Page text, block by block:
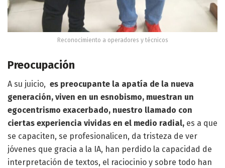
Reconocimiento a operadores y técnicos
Preocupación
A su juicio, es preocupante la apatía de la nueva
generación, viven en un esnobismo, muestran un
egocentrismo exacerbado, nuestro llamado con
ciertas experiencia vividas en el medio radial, es a que
se capaciten, se profesionalicen, da tristeza de ver
jóvenes que gracia a la IA, han perdido la capacidad de
interpretación de textos, el raciocinio y sobre todo han